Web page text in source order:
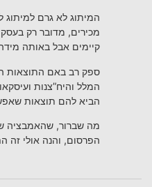
המיתוג לא גרם למיתוג
מכירים, מדובר רק
קיימים אבל באותה
ספק רב באם התוצאות
המלל והיח”צנות
הביא להם תוצאות
מה שברור, שהאמבציה
הפרסום, והנה אולי זה